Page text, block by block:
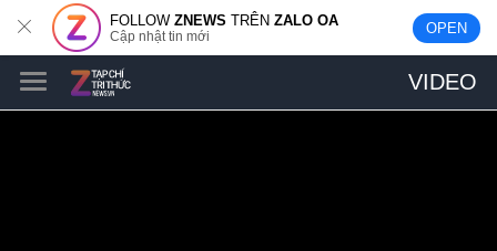
FOLLOWZNEWS TRÊNZALO OA
Cập nhật tin mới OPEN
VIDEO